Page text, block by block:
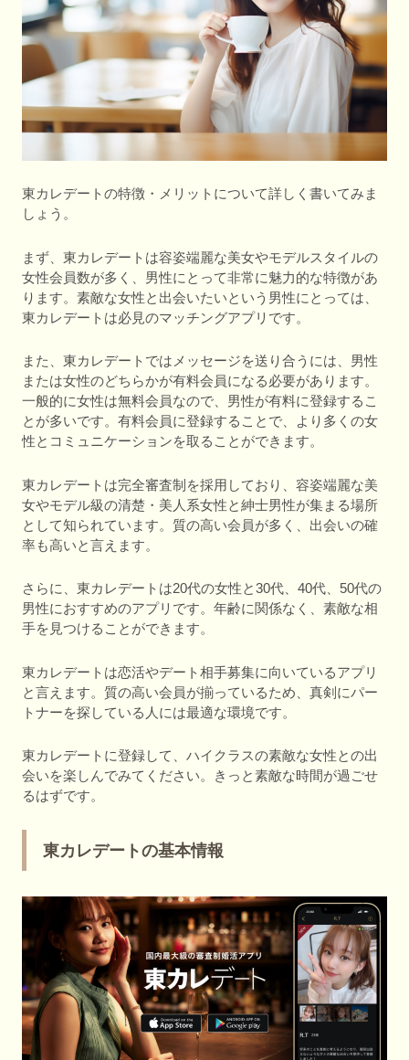
東カレデートの特徴・メリットについて詳しく書いてみま
しょう。
まず、東カレデートは容姿端麗な美女やモデルスタイルの
女性会員数が多く、男性にとって非常に魅力的な特徴があ
ります。素敵な女性と出会いたいという男性にとっては、
東カレデートは必見のマッチングアプリです。
また、東カレデートではメッセージを送り合うには、男性
または女性のどちらかが有料会員になる必要があります。
一般的に女性は無料会員なので、男性が有料に登録するこ
とが多いです。有料会員に登録することで、より多くの女
性とコミュニケーションを取ることができます。
東カレデートは完全審査制を採用しており、容姿端麗な美
女やモデル級の清楚・美人系女性と紳士男性が集まる場所
として知られています。質の高い会員が多く、出会いの確
率も高いと言えます。
さらに、東カレデートは20代の女性と30代、40代、50代の
男性におすすめのアプリです。年齢に関係なく、素敵な相
手を見つけることができます。
東カレデートは恋活やデート相手募集に向いているアプリ
と言えます。質の高い会員が揃っているため、真剣にパー
トナーを探している人には最適な環境です。
東カレデートに登録して、ハイクラスの素敵な女性との出
会いを楽しんでみてください。きっと素敵な時間が過ごせ
るはずです。
東カレデートの基本情報